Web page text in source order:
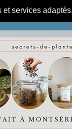
services adaptés.